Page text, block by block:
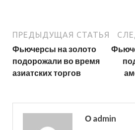
ПРЕДЫДУЩАЯ СТАТЬЯ
Фьючерсы на золото
подорожали во время
азиатских торгов
О admin